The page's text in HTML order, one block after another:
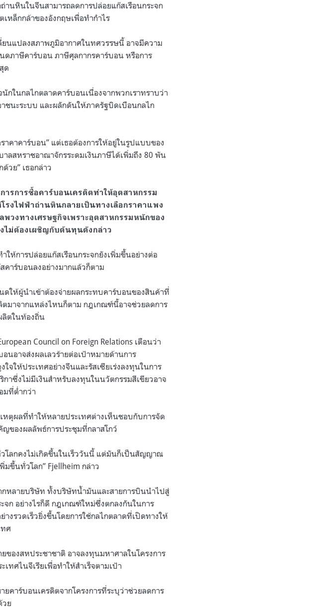
านหินในจีนสามารถลดการปล่อยแก๊สเรือนกระจก
หล็กกล้าของอังกฤษเพื่อทำกำไร
นแปลงสภาพภูมิอากาศในทศวรรษนี้ อาจมีความ
ดภาษีคาร์บอน ภาษีศุลกากรคาร์บอน หรือการ
ด
กในกลไกตลาดคาร์บอนเนื่องจากพวกเราทราบว่า
ชนะระบบ และผลักดันให้ภาครัฐบิดเบือนกลไก
าคาคาร์บอน” แต่เธอต้องการให้อยู่ในรูปแบบของ
ลสหราชอาณาจักรระดมเงินภาษีได้เพิ่มถึง 80 พัน
ด้วย” เธอกล่าว
รการซื้อคาร์บอนเครดิตทำให้อุตสาหกรรม
รงไฟฟ้าถ่านหินกลายเป็นทางเลือกราคาแพง
วงทางเศรษฐกิจเพราะอุตสาหกรรมหนักของ
ไม่ต้องเผชิญกับต้นทุนดังกล่าว
ห้การปล่อยแก๊สเรือนกระจกยังเพิ่มขึ้นอย่างต่อ
คาร์บอนลงอย่างมากแล้วก็ตาม
ให้ผู้นำเข้าต้องจ่ายผลกระทบคาร์บอนของสินค้าที่
มาจากแหล่งไหนก็ตาม กฎเกณฑ์นี้อาจช่วยลดการ
ลิตในท้องถิ่น
Council on Foreign Relations เตือนว่า
นอาจส่งผลเลวร้ายต่อเป้าหมายด้านการ
จให้ประเทศอย่างจีนและรัสเซียเร่งลงทุนในการ
าซึ่งไม่มีเงินสำหรับลงทุนในนวัตกรรมสีเขียวอาจ
มที่ต่ำกว่า
ตุผลที่ทำให้หลายประเทศต่างเห็นชอบกับการจัด
ของผลลัพธ์การประชุมที่กลาสโกว์
โลกคงไม่เกิดขึ้นในเร็ววันนี้ แต่มันก็เป็นสัญญาณ
มขึ้นทั่วโลก” Fjellheim กล่าว
หลายบริษัท ทั้งบริษัทน้ำมันและสายการบินนำไปสู่
จก อย่างไรก็ดี กฎเกณฑ์ใหม่ซึ่งตกลงกันในการ
งรวดเร็วยิ่งขึ้นโดยการใช้กลไกตลาดที่เปิดทางให้
ศ
ของสหประชาชาติ อาจลงทุนมหาศาลในโครงการ
ทศไนจีเรียเพื่อทำให้สำเร็จตามเป้า
คาร์บอนเครดิตจากโครงการที่ระบุว่าช่วยลดการ
วย